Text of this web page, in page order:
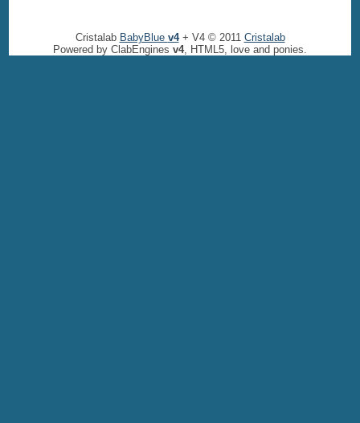
Cristalab BabyBlue v4+ V4 © 2011 Cristalab
Powered by ClabEngines v4, HTML5, love and ponies.